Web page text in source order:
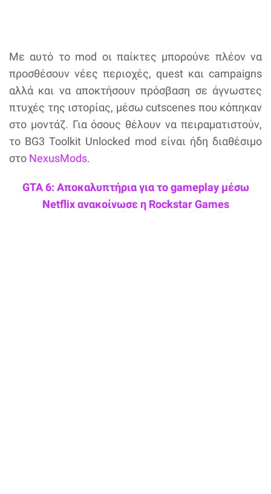
Με αυτό το mod οι παίκτες μπορούνε πλέον να
προσθέσουν νέες περιοχές, quest και campaigns
αλλά και να αποκτήσουν πρόσβαση σε άγνωστες
πτυχές της ιστορίας, μέσω cutscenes που κόπηκαν
στο μοντάζ. Για όσους θέλουν να πειραματιστούν,
το BG3 Toolkit Unlocked mod είναι ήδη διαθέσιμο
στο NexusMods.
GTA 6: Αποκαλυπτήρια για το gameplay μέσω
Netflix ανακοίνωσε η Rockstar Games